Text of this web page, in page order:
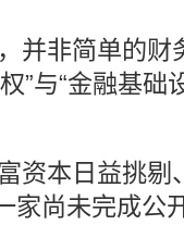
并非简单的
”与“金融基
资本日益挑
家尚未完成公